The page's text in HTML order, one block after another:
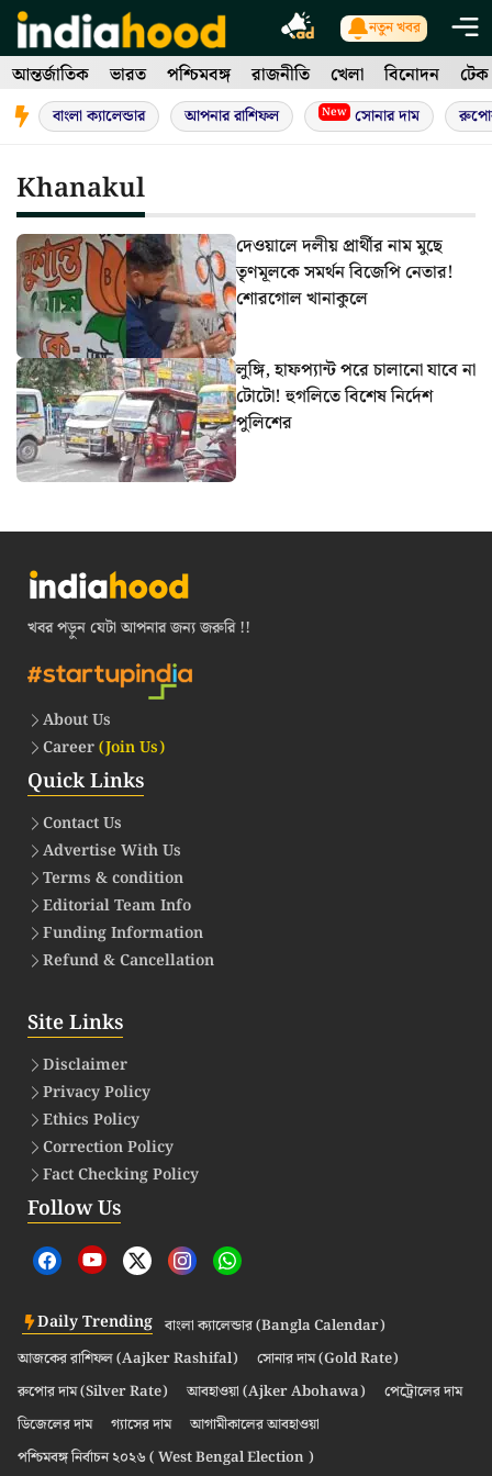
Skip
to
content
নতুন খবর
আন্তর্জাতিক ভারত পশ্চিমবঙ্গ রাজনীতি খেলা বিনোদন টেক
বাংলা ক্যালেন্ডার আপনার রাশিফল New সোনার দাম
Khanakul
দেওয়ালে দলীয় প্রার্থীর নাম মুছে
তৃণমূলকে সমর্থন বিজেপি নেতার!
শোরগোল খানাকুলে
লুঙ্গি, হাফপ্যান্ট পরে চালানো যাবে না
টোটো! হুগলিতে বিশেষ নির্দেশ
পুলিশের
খবর পড়ুন যেটা আপনার জন্য জরুরি !!
About Us
Career(Join Us)
Quick Links
Contact Us
Advertise With Us
Terms & condition
Editorial Team Info
Funding Information
Refund & Cancellation
Site Links
Disclaimer
Privacy Policy
Ethics Policy
Correction Policy
Fact Checking Policy
Follow Us
Daily Trending বাংলা ক্যালেন্ডার (Bangla Calendar)
আজকের রাশিফল (Aajker Rashifal)
সোনার দাম (Gold Rate)
রুপোর দাম (Silver Rate)
আবহাওয়া (Ajker Abohawa)
পেট্রোলের দাম
ডিজেলের দাম
গ্যাসের দাম
আগামীকালের আবহাওয়া
পশ্চিমবঙ্গ নির্বাচন ২০২৬ ( West Bengal Election )